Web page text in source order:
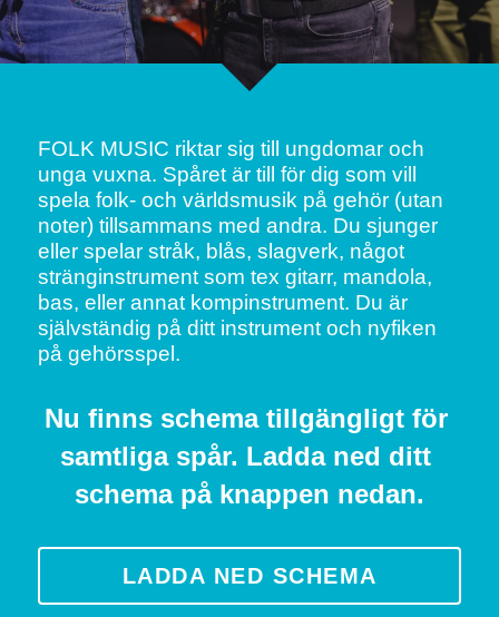
Om dina lägerdagar
Dirigenter
Externt boende
Tillgänglighet
Personuppgifter
Nyhetsbrev
Lägersången
FOLK MUSIC riktar sig till ungdomar och
unga vuxna. Spåret är till för dig som vill
spela folk- och världsmusik på gehör (utan
noter) tillsammans med andra. Du sjunger
eller spelar stråk, blås, slagverk, något
stränginstrument som tex gitarr, mandola,
bas, eller annat kompinstrument. Du är
självständig på ditt instrument och nyfiken
på gehörsspel.
Nu finns schema tillgängligt för
samtliga spår. Ladda ned ditt
schema på knappen nedan.
LADDA NED SCHEMA